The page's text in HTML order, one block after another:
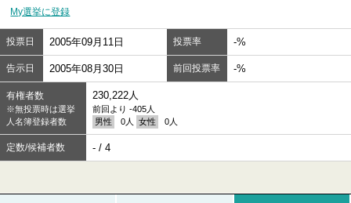
My選挙に登録
投票日 2005年09月11日 投票率 -%
告示日 2005年08月30日 前回投票率 -%
有権者数
※無投票時は選挙
人名簿登録者数
230,222人
前回より -405人
男性
0人 女性 0人
定数/候補者数 - / 4